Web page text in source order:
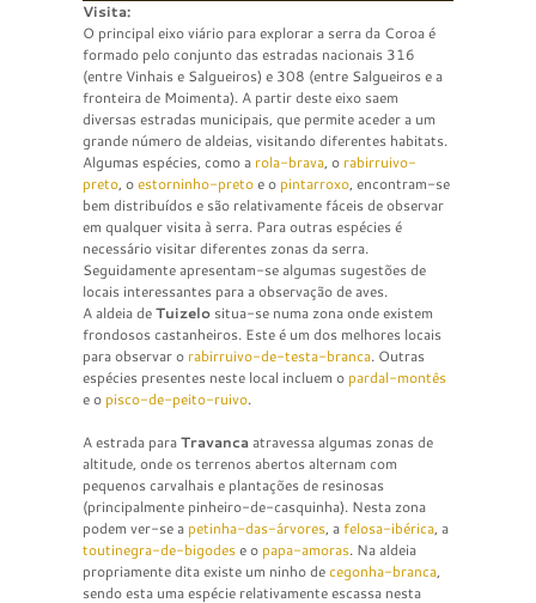
Visita:
O principal eixo viário para explorar a serra da Coroa é
formado pelo conjunto das estradas nacionais 316
(entre Vinhais e Salgueiros) e 308 (entre Salgueiros e a
fronteira de Moimenta). A partir deste eixo saem
diversas estradas municipais, que permite aceder a um
grande número de aldeias, visitando diferentes habitats.
Algumas espécies, como a rola-brava, o rabirruivo-
preto, oestorninho-pretoe o pintarroxo, encontram-se
bem distribuídos e são relativamente fáceis de observar
em qualquer visita à serra. Para outras espécies é
necessário visitar diferentes zonas da serra.
Seguidamente apresentam-se algumas sugestões de
locais interessantes para a observação de aves.
A aldeia deTuizelo situa-se numa zona onde existem
frondosos castanheiros. Este é um dos melhores locais
para observar o rabirruivo-de-testa-branca. Outras
espécies presentes neste local incluem o pardal-montês
e o pisco-de-peito-ruivo.
A estrada paraTravancaatravessa algumas zonas de
altitude, onde os terrenos abertos alternam com
pequenos carvalhais e plantações de resinosas
(principalmente pinheiro-de-casquinha). Nesta zona
podem ver-se a petinha-das-árvores, afelosa-ibérica, a
toutinegra-de-bigodese o papa-amoras. Na aldeia
propriamente dita existe um ninho decegonha-branca,
sendo esta uma espécie relativamente escassa nesta